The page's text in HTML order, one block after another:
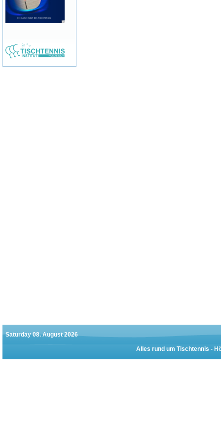
Saturday 08. August 2026
Alles rund um Tischtennis -